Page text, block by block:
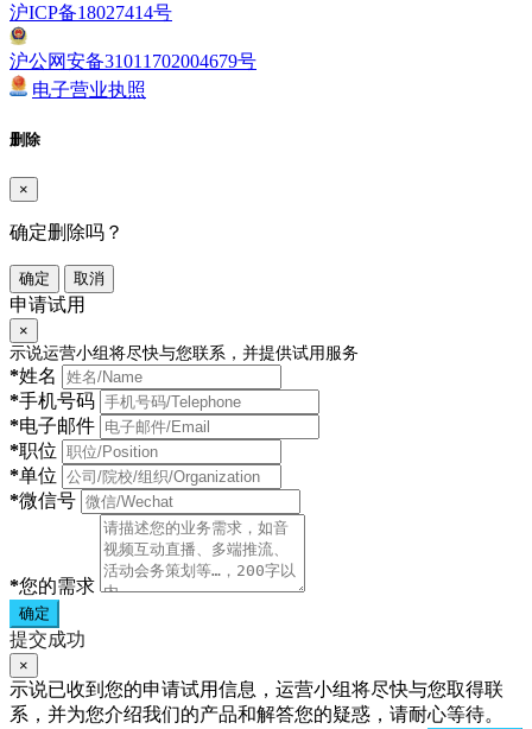
沪ICP备18027414号
沪公网安备31011702004679号
电子营业执照
删除
×
确定删除吗？
确定 取消
申请试用
×
示说运营小组将尽快与您联系，并提供试用服务
*姓名
*手机号码
*电子邮件
*职位
*单位
*微信号
*您的需求
确定
提交成功
×
示说已收到您的申请试用信息，运营小组将尽快与您取得联
系，并为您介绍我们的产品和解答您的疑惑，请耐心等待。